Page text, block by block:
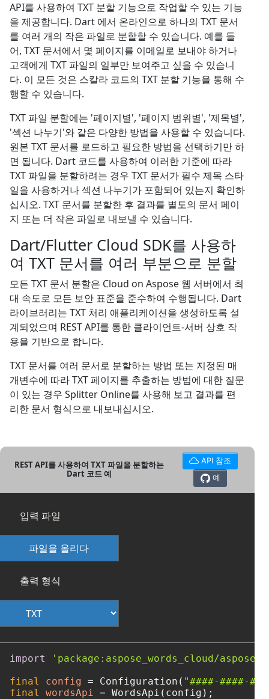
API를 사용하여 TXT 분할 기능으로 작업할 수 있는 기능
을 제공합니다. Dart 에서 온라인으로 하나의 TXT 문서
를 여러 개의 작은 파일로 분할할 수 있습니다. 예를 들
어, TXT 문서에서 몇 페이지를 이메일로 보내야 하거나
고객에게 TXT 파일의 일부만 보여주고 싶을 수 있습니
다. 이 모든 것은 스칼라 코드의 TXT 분할 기능을 통해 수
행할 수 있습니다.
TXT 파일 분할에는 '페이지별', '페이지 범위별', '제목별',
'섹션 나누기'와 같은 다양한 방법을 사용할 수 있습니다.
원본 TXT 문서를 로드하고 필요한 방법을 선택하기만 하
면 됩니다. Dart 코드를 사용하여 이러한 기준에 따라
TXT 파일을 분할하려는 경우 TXT 문서가 필수 제목 스타
일을 사용하거나 섹션 나누기가 포함되어 있는지 확인하
십시오. TXT 문서를 분할한 후 결과를 별도의 문서 페이
지 또는 더 작은 파일로 내보낼 수 있습니다.
Dart/Flutter Cloud SDK를 사용하
여 TXT 문서를 여러 부분으로 분할
모든 TXT 문서 분할은 Cloud on Aspose 웹 서버에서 최
대 속도로 모든 보안 표준을 준수하여 수행됩니다. Dart
라이브러리는 TXT 처리 애플리케이션을 생성하도록 설
계되었으며 REST API를 통한 클라이언트-서버 상호 작
용을 기반으로 합니다.
TXT 문서를 여러 문서로 분할하는 방법 또는 지정된 매
개변수에 따라 TXT 페이지를 추출하는 방법에 대한 질문
이 있는 경우 Splitter Online를 사용해 보고 결과를 편
리한 문서 형식으로 내보내십시오.
REST API를 사용하여 TXT 파일을 분할하는
Dart 코드 예
API 참조
예
입력 파일
파일을 올리다
출력 형식
import
'package:aspose_words_cloud/
final
config = Configuration( "####-####-
final
wordsApi = WordsApi(config);